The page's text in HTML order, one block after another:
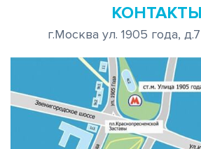
КОНТАКТЫ
г.Москва ул. 1905 года,